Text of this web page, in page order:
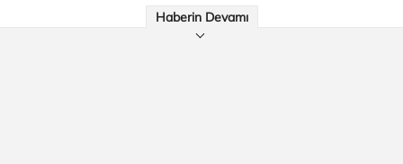
Haberin Devamı